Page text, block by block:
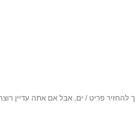
ואינך צריך להחזיר פריט / ים. אבל אם אתה